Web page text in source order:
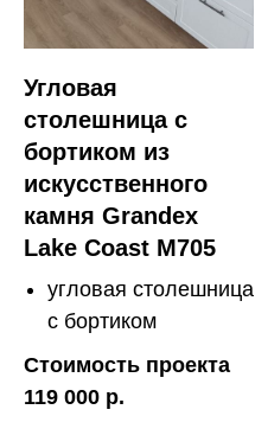
Угловая
столешница с
бортиком из
искусственного
камня Grandex
Lake Coast M705
угловая столешница
с бортиком
Стоимость проекта
119 000 р.